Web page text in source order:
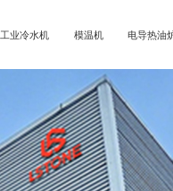
工业冷水机 模温机 电导热油